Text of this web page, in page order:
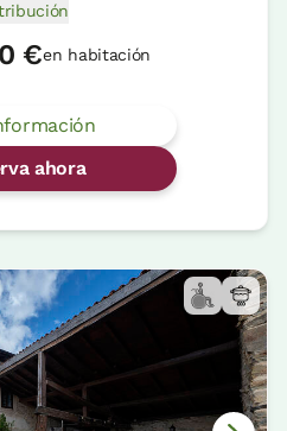
€en habitación
ahora